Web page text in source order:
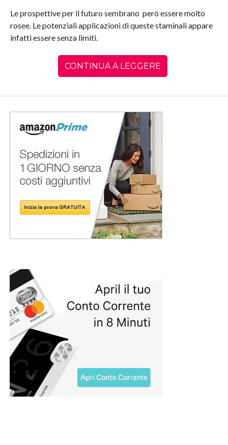
Le prospettive per il futuro sembrano però essere molto
rosee. Le potenziali applicazioni di queste staminali appare
infatti essere senza limiti.
CONTINUA A LEGGERE